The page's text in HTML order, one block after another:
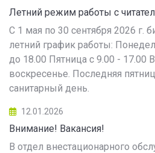
Летний режим работы с
С 1 мая по 30 сентября 2026 г.
летний график работы:
до 18.00 Пятница с 9.00 - 17.00
воскресенье. Последняя
санитарный день.
12.01.2026
Внимание! Вакансия!
В отдел внестационарного